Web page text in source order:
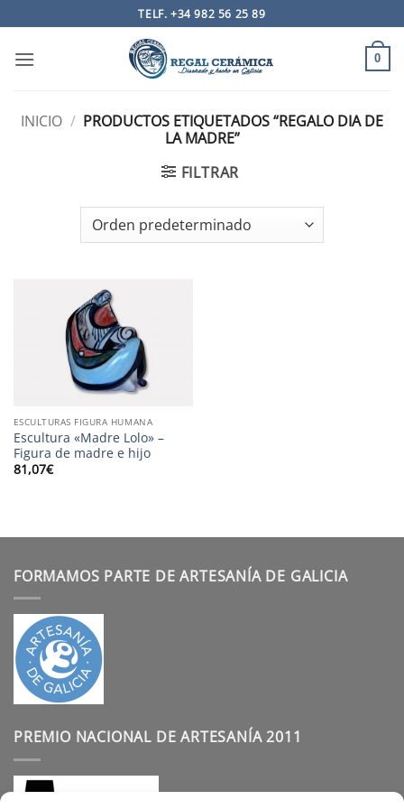
al
contenido
TELF. +34 982 56 25 89
0
INICIO / PRODUCTOS ETIQUETADOS “REGALO DIA DE
LA MADRE”
FILTRAR
ESCULTURAS FIGURA HUMANA
Escultura «Madre Lolo» –
Figura de madre e hijo
81,07€
FORMAMOS PARTE DE ARTESANÍA DE GALICIA
PREMIO NACIONAL DE ARTESANÍA 2011